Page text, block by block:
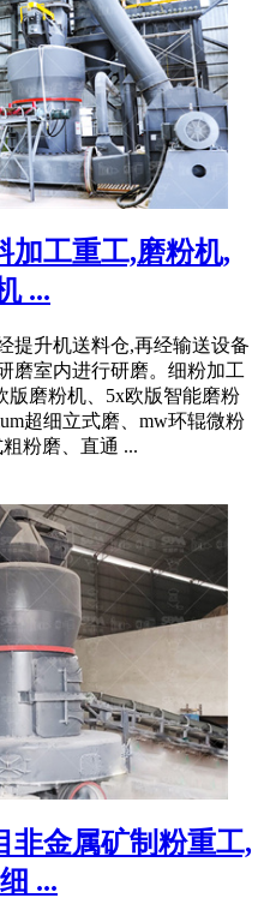
加工重工,磨粉机,
...
提升机送料仓,再经输送设备
磨室内进行研磨。细粉加工
版磨粉机、5x欧版智能磨粉
超细立式磨、mw环辊微粉
粉磨、直通 ...
非金属矿制粉重工,
...